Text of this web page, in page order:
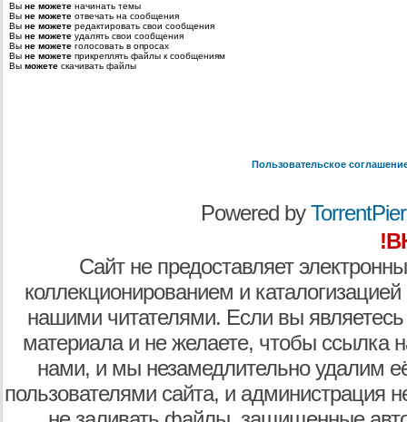
Вы не можете начинать темы
Вы не можете отвечать на сообщения
Вы не можете редактировать свои сообщения
Вы не можете удалять свои сообщения
Вы не можете голосовать в опросах
Вы не можете прикреплять файлы к сообщениям
Вы можете скачивать файлы
Пользовательское
Powered by
Сайт не предоставляет
коллекционированием и
нашими читателями. Если вы являетесь
материала и не желаете, чтобы ссылка
нами, и мы незамедлительно удалим
пользователями сайта, и администрация